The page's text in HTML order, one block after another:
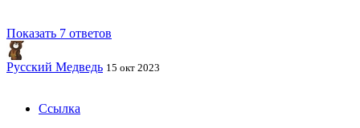
Показать 7 ответов
Русский Медведь 15 окт 2023
Ссылка